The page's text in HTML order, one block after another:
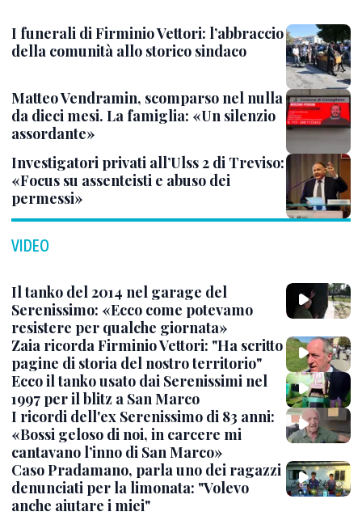
I funerali di Firminio Vettori: l’abbraccio
della comunità allo storico sindaco
Matteo Vendramin, scomparso nel nulla
da dieci mesi. La famiglia: «Un silenzio
assordante»
Investigatori privati all’Ulss 2 di Treviso:
«Focus su assenteisti e abuso dei
permessi»
VIDEO
Il tanko del 2014 nel garage del
Serenissimo: «Ecco come potevamo
resistere per qualche giornata»
Zaia ricorda Firminio Vettori: "Ha scritto
pagine di storia del nostro territorio"
Ecco il tanko usato dai Serenissimi nel
1997 per il blitz a San Marco
I ricordi dell'ex Serenissimo di 83 anni:
«Bossi geloso di noi, in carcere mi
cantavano l’inno di San Marco»
Caso Pradamano, parla uno dei ragazzi
denunciati per la limonata: "Volevo
anche aiutare i miei"